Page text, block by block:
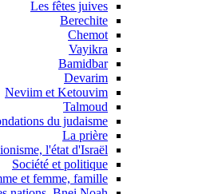
Les fêtes juives
Berechite
Chemot
Vayikra
Bamidbar
Devarim
Neviim et Ketouvim
Talmoud
du judaisme
La prière
l'état d'Israël
Société et politique
et femme, famille